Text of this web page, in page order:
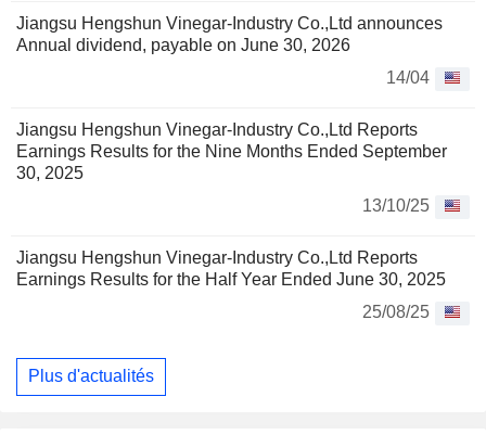
Jiangsu Hengshun Vinegar-Industry Co.,Ltd announces
Annual dividend, payable on June 30, 2026
14/04
Jiangsu Hengshun Vinegar-Industry Co.,Ltd Reports
Earnings Results for the Nine Months Ended September
30, 2025
13/10/25
Jiangsu Hengshun Vinegar-Industry Co.,Ltd Reports
Earnings Results for the Half Year Ended June 30, 2025
25/08/25
Plus d'actualités